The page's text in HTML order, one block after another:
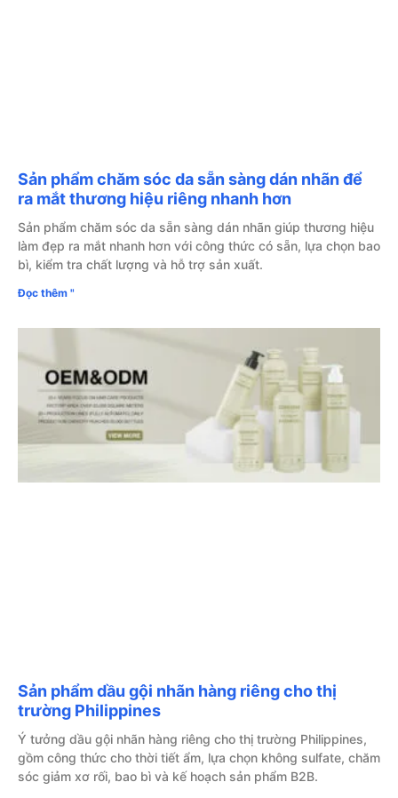
Sản phẩm chăm sóc da sẵn sàng dán nhãn để
ra mắt thương hiệu riêng nhanh hơn
Sản phẩm chăm sóc da sẵn sàng dán nhãn giúp thương hiệu
làm đẹp ra mắt nhanh hơn với công thức có sẵn, lựa chọn bao
bì, kiểm tra chất lượng và hỗ trợ sản xuất.
Đọc thêm "
Sản phẩm dầu gội nhãn hàng riêng cho thị
trường Philippines
Ý tưởng dầu gội nhãn hàng riêng cho thị trường Philippines,
gồm công thức cho thời tiết ẩm, lựa chọn không sulfate, chăm
sóc giảm xơ rối, bao bì và kế hoạch sản phẩm B2B.